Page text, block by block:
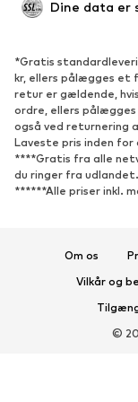
Nyheder
Sneakers
Pumps & høje hæle
Sandaler
Sportssko
Dine data er
*Gratis
kr, ellers pålægges et
retur er gældende,
ordre, ellers
også ved returnering
Laveste pris inden
****Gratis fra alle
du ringer fra udlandet.
******Alle priser inkl.
Om os
Vilkår og
©